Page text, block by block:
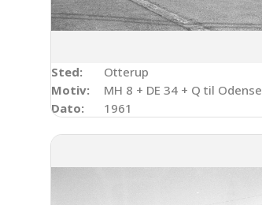
Sted:
Otterup
Motiv:
MH 8 + DE 34 + Q til Odense
Dato:
1961